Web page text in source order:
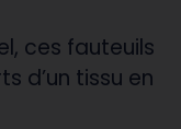
ces fauteuils
d’un tissu en